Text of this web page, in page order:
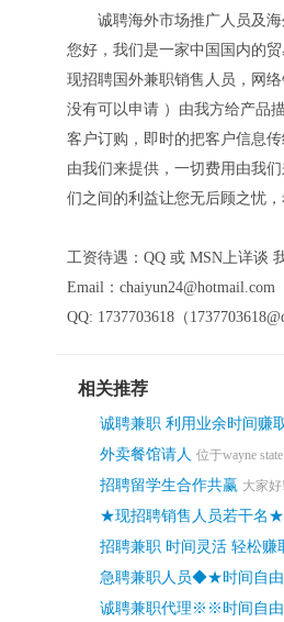
诚聘海外市场推广人员及
您好，我们是一家中国国内的
现招聘国外兼职销售人员，网
没有可以申请 ）由我方给产品
客户订购，即时的把客户信息
由我们来提供，一切费用由我
们之间的利益让您无后顾之忧
工资待遇：QQ 或 MSN上详谈
Email：chaiyun24@hotmail.com
QQ: 1737703618（
相关推荐
诚聘兼职 利用业余时间赚
外卖餐馆请人 位于wayne
招聘留学生合作共赢 大家
★现招聘销售人员若干名
招聘兼职 时间灵活 轻松赚
急聘兼职人员◆★时间自
诚聘兼职代理※※时间